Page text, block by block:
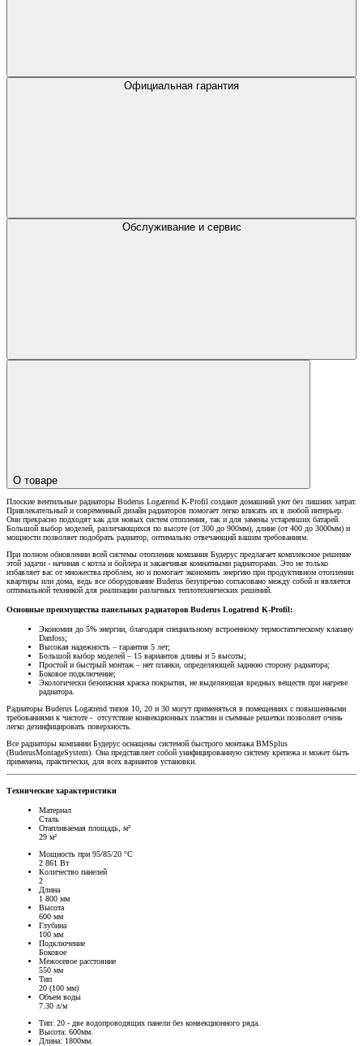
Официальная гарантия
Обслуживание и сервис
О товаре
Плоские вентильные радиаторы Buderus Logatrend K-Profil создают домашний уют без лишних затрат.
Привлекательный и современный дизайн радиаторов помогает легко вписать их в любой интерьер.
Они прекрасно подходят как для новых систем отопления, так и для замены устаревших батарей.
Большой выбор моделей, различающихся по высоте (от 300 до 900мм), длине (от 400 до 3000мм) и
мощности позволяет подобрать радиатор, оптимально отвечающий вашим требованиям.
При полном обновлении всей системы отопления компания Будерус предлагает комплексное решение
этой задачи - начиная с котла и бойлера и заканчивая комнатными радиаторами. Это не только
избавляет вас от множества проблем, но и помогает экономить энергию при продуктивном отоплении
квартиры или дома, ведь все оборудование Buderus безупречно согласовано между собой и является
оптимальной техникой для реализации различных теплотехнических решений.
Основные преимущества панельных радиаторов Buderus Logatrend K-Profil:
Экономия до 5% энергии, благодаря специальному встроенному термостатическому клапану
Danfoss;
Высокая надежность – гарантия 5 лет;
Большой выбор моделей – 15 вариантов длины и 5 высоты;
Простой и быстрый монтаж – нет планки, определяющей заднюю сторону радиатора;
Боковое подключение;
Экологически безопасная краска покрытия, не выделяющая вредных веществ при нагреве
радиатора.
Радиаторы Buderus Logatrend типов 10, 20 и 30 могут применяться в помещениях с повышенными
требованиями к чистоте - отсутствие конвекционных пластин и съемные решетки позволяет очень
легко дезинфицировать поверхность.
Все радиаторы компании Будерус оснащены системой быстрого монтажа BMSplus
(BuderusMontageSystem). Она представляет собой унифицированную систему крепежа и может быть
применена, практически, для всех вариантов установки.
Технические характеристики
Материал
Сталь
Отапливаемая площадь, м²
29 м²
Мощность при 95/85/20 °C
2 861 Вт
Количество панелей
2
Длина
1 800 мм
Высота
600 мм
Глубина
100 мм
Подключение
Боковое
Межосевое расстояние
550 мм
Тип
20 (100 мм)
Объем воды
7.30 л/м
Тип: 20 - две водопроводящих панели без конвекционного ряда.
Высота: 600мм.
Длина: 1800мм.